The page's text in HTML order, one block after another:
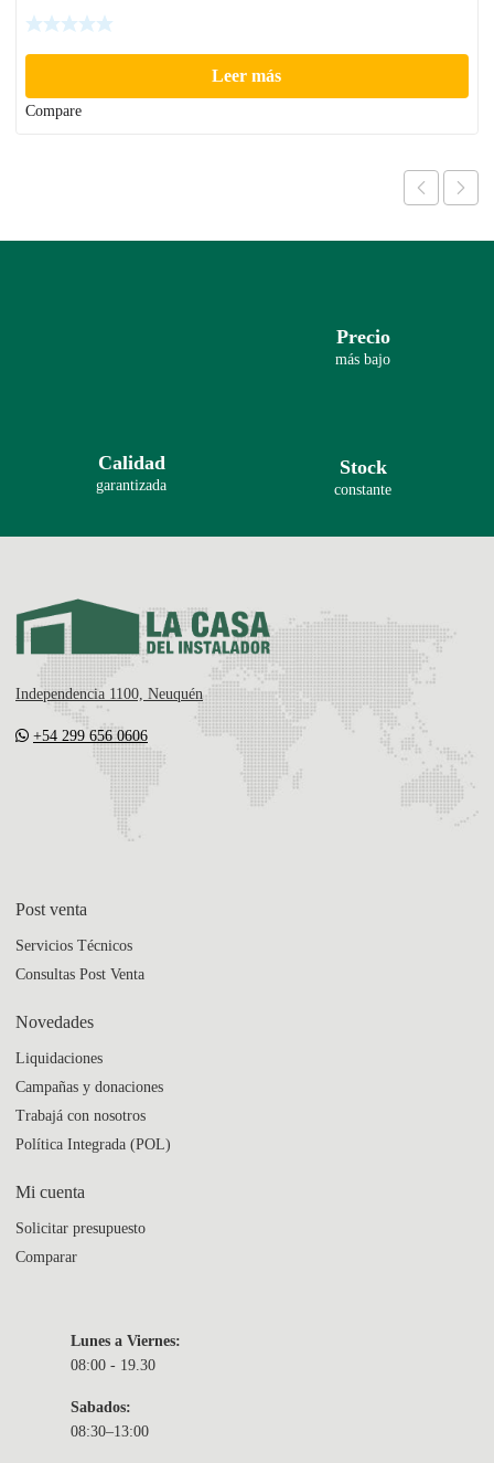
Leer más
Compare
Precio
más bajo
Calidad
garantizada
Stock
constante
Independencia 1100, Neuquén
+54 299 656 0606
Post venta
Servicios Técnicos
Consultas Post Venta
Novedades
Liquidaciones
Campañas y donaciones
Trabajá con nosotros
Política Integrada (POL)
Mi cuenta
Solicitar presupuesto
Comparar
Lunes a Viernes:
08:00 - 19.30
Sabados:
08:30–13:00